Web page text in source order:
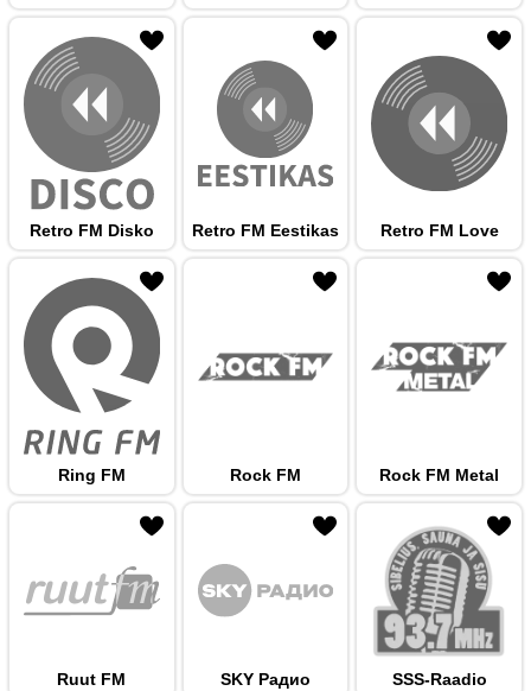
Retro FM Disko Retro FM Eestikas Retro FM Love
Ring FM Rock FM Rock FM Metal
Ruut FM SKY Радио SSS-Raadio